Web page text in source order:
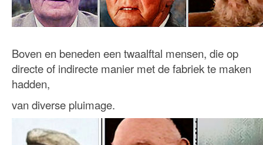
Boven en beneden een twaalftal mensen, die op
directe of indirecte manier met de fabriek te maken
hadden,
van diverse pluimage.